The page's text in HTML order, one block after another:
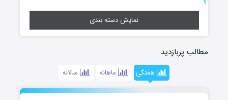
نمایش دسته بندی
مطالب پربازدید
هفتگی ماهانه سالانه